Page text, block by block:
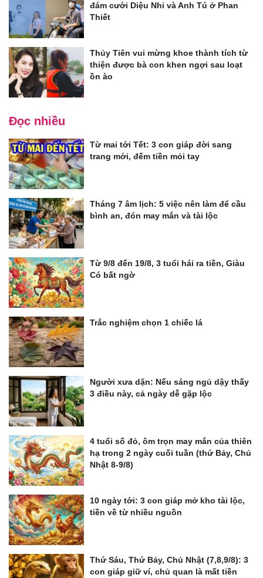
đám cưới Diệu Nhi và Anh Tú ở Phan
Thiết
Thủy Tiên vui mừng khoe thành tích từ
thiện được bà con khen ngợi sau loạt
ồn ào
Đọc nhiều
Từ mai tới Tết: 3 con giáp đời sang
trang mới, đếm tiền mỏi tay
Tháng 7 âm lịch: 5 việc nên làm để cầu
bình an, đón may mắn và tài lộc
Từ 9/8 đến 19/8, 3 tuổi hái ra tiền, Giàu
Có bất ngờ
Trắc nghiệm chọn 1 chiếc lá
Người xưa dặn: Nếu sáng ngủ dậy thấy
3 điều này, cả ngày dễ gặp lộc
4 tuổi số đỏ, ôm trọn may mắn của thiên
hạ trong 2 ngày cuối tuần (thứ Bảy, Chủ
Nhật 8-9/8)
10 ngày tới: 3 con giáp mở kho tài lộc,
tiền về từ nhiều nguồn
Thứ Sáu, Thứ Bảy, Chủ Nhật (7,8,9/8): 3
con giáp giữ ví, chủ quan là mất tiền